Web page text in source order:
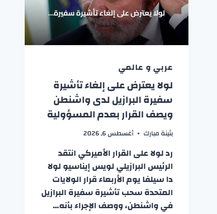
عربي و عالمي
لولا يعترض على إلغاء تأشيرة
سفيرة البرازيل لدى واشنطن
ويصف القرار بعدم المسؤولية
بثينة مبارك أغسطس 6, 2026
رد لولا على القرار الأميركي انتقد
الرئيس البرازيلي لويس إيناسيو لولا
دا سيلفا يوم الأربعاء قرار الولايات
المتحدة سحب تأشيرة سفيرة البرازيل
في واشنطن، ووصف الإجراء بأنه…